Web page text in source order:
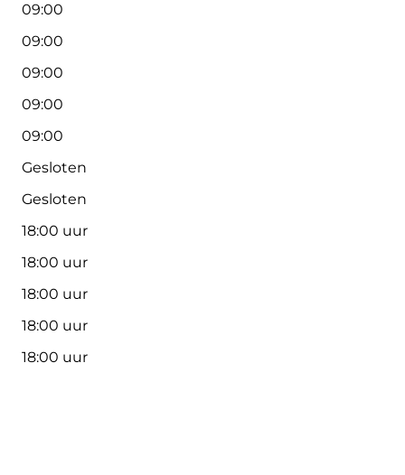
09:00
09:00
09:00
09:00
09:00
Gesloten
Gesloten
18:00 uur
18:00 uur
18:00 uur
18:00 uur
18:00 uur